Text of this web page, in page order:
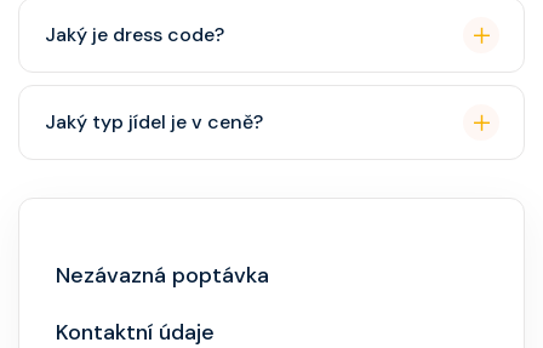
cestovatele, ale děti jsou vítány. K dispozici je dětský
klub (od 3 let).
Jaký je dress code?
někdy "Evening Chic" – doporučeno, ale není nutný
smoking.
Jaký typ jídel je v ceně?
Nezávazná poptávka
Kontaktní údaje